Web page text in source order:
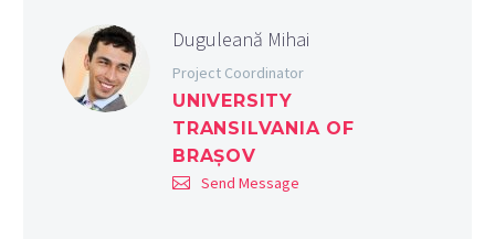
Duguleană Mihai
Project Coordinator
UNIVERSITY
TRANSILVANIA OF
BRAȘOV
Send Message